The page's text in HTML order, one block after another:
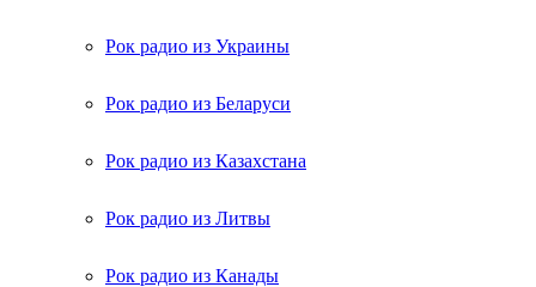
Рок радио из Украины
Рок радио из Беларуси
Рок радио из Казахстана
Рок радио из Литвы
Рок радио из Канады